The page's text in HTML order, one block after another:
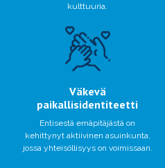
kulttuuria.
Väkevä
paikallisidentiteetti
Entisestä emäpitäjästä on
kehittynyt aktiivinen asuinkunta,
jossa yhteisöllisyys on voimissaan.